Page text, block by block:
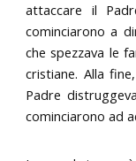
attaccare il
cominciarono a
che spezzava le
cristiane. Alla
Padre
cominciarono ad